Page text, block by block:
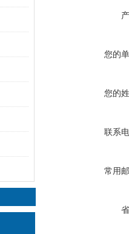
您的
您的
联系
常用